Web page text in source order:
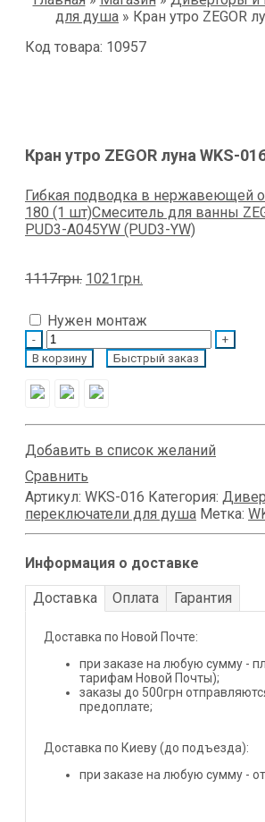
для душа » Кран утро ZEGOR
Код товара: 10957
Кран утро ZEGOR луна WKS-
Гибкая подводка в нержавеющей
180 (1 шт)Смеситель для ванны
PUD3-A045YW (PUD3-YW)
1117грн. Первоначальная
1117грн..
1021грн.
Нужен монтаж
Quantity
В корзину Быстрый заказ
Добавить в список желаний
Сравнить
Артикул: WKS-016 Категория:
переключатели для душа Метка:
Информация о доставке
Доставка Оплата Гарантия
Доставка по Новой Почте:
при заказе на любую сумму -
тарифам Новой Почты);
заказы до 500грн
предоплате;
Доставка по Киеву (до подъезда):
при заказе на любую сумму -